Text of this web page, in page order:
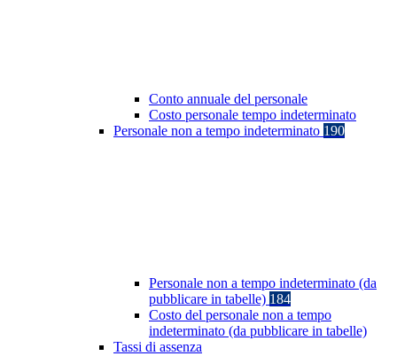
Conto annuale del personale
Costo personale tempo indeterminato
Personale non a tempo indeterminato 190
Personale non a tempo indeterminato (da
pubblicare in tabelle) 184
Costo del personale non a tempo
indeterminato (da pubblicare in tabelle)
Tassi di assenza